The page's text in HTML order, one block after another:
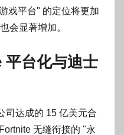
戏平台" 的定位将更加
会显著增加。
台化与迪士
司达成的 15 亿美元合
无缝衔接的 "永